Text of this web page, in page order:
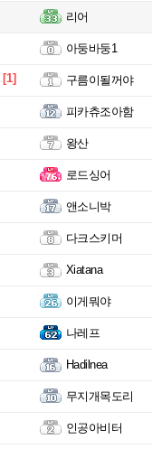
리어
아둥바둥1
[1] 구름이될꺼야
피카츄조아함
왕산
로드싱어
앤소니박
다크스키머
Xiatana
이게뭐야
나레프
Hadilnea
무지개목도리
인공아비터